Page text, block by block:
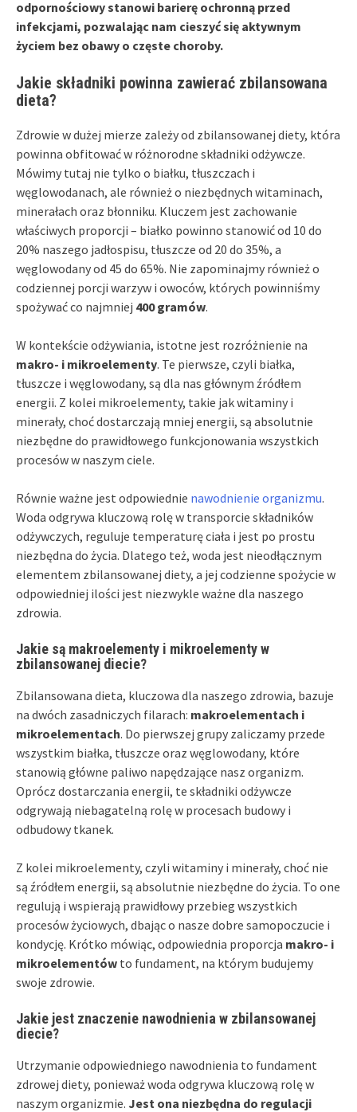
odpornościowy stanowi barierę ochronną przed
infekcjami, pozwalając nam cieszyć się aktywnym
życiem bez obawy o częste choroby.
Jakie składniki powinna zawierać zbilansowana
dieta?
Zdrowie w dużej mierze zależy od zbilansowanej diety, która
powinna obfitować w różnorodne składniki odżywcze.
Mówimy tutaj nie tylko o białku, tłuszczach i
węglowodanach, ale również o niezbędnych witaminach,
minerałach oraz błonniku. Kluczem jest zachowanie
właściwych proporcji – białko powinno stanowić od 10 do
20% naszego jadłospisu, tłuszcze od 20 do 35%, a
węglowodany od 45 do 65%. Nie zapominajmy również o
codziennej porcji warzyw i owoców, których powinniśmy
spożywać co najmniej 400 gramów.
W kontekście odżywiania, istotne jest rozróżnienie na
makro- i mikroelementy. Te pierwsze, czyli białka,
tłuszcze i węglowodany, są dla nas głównym źródłem
energii. Z kolei mikroelementy, takie jak witaminy i
minerały, choć dostarczają mniej energii, są absolutnie
niezbędne do prawidłowego funkcjonowania wszystkich
procesów w naszym ciele.
Równie ważne jest odpowiednie nawodnienie organizmu.
Woda odgrywa kluczową rolę w transporcie składników
odżywczych, reguluje temperaturę ciała i jest po prostu
niezbędna do życia. Dlatego też, woda jest nieodłącznym
elementem zbilansowanej diety, a jej codzienne spożycie w
odpowiedniej ilości jest niezwykle ważne dla naszego
zdrowia.
Jakie są makroelementy i mikroelementy w
zbilansowanej diecie?
Zbilansowana dieta, kluczowa dla naszego zdrowia, bazuje
na dwóch zasadniczych filarach: makroelementach i
mikroelementach. Do pierwszej grupy zaliczamy przede
wszystkim białka, tłuszcze oraz węglowodany, które
stanowią główne paliwo napędzające nasz organizm.
Oprócz dostarczania energii, te składniki odżywcze
odgrywają niebagatelną rolę w procesach budowy i
odbudowy tkanek.
Z kolei mikroelementy, czyli witaminy i minerały, choć nie
są źródłem energii, są absolutnie niezbędne do życia. To one
regulują i wspierają prawidłowy przebieg wszystkich
procesów życiowych, dbając o nasze dobre samopoczucie i
kondycję. Krótko mówiąc, odpowiednia proporcja makro- i
mikroelementów to fundament, na którym budujemy
swoje zdrowie.
Jakie jest znaczenie nawodnienia w zbilansowanej
diecie?
Utrzymanie odpowiedniego nawodnienia to fundament
zdrowej diety, ponieważ woda odgrywa kluczową rolę w
naszym organizmie. Jest ona niezbędna do regulacji